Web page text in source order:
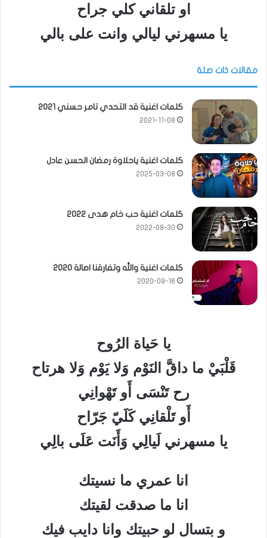
او تلقاني كلي جراح
يا مسهرني ليالي وانت على بالي
مقالات ذات صلة
كلمات اغنية قد التحدي تامر حسني 2021
2021-11-08
كلمات اغنية ياحلاوة رمضان الحسن عادل
2025-03-08
كلمات اغنية حب خام هدى 2022
2022-08-30
كلمات اغنية والله وتفارقنا اصالة 2020
2020-09-16
يا حَياة الرُوح
قَلْبَيْ ما داقَّ النَوْم وَلا يَوْم وَلا هرتاح
رح تَنْسَى أَو تَهْوانِي
أَو تَلْقانِي كَلَيّ جَرّاح
يا مسهرني لَيالِي وَأَنَت عَلَى بالِي
انا عمري ما نسيتك
انا ما صدقت لقيتك
و بتسال لو حبيتك وانا دايب فيك